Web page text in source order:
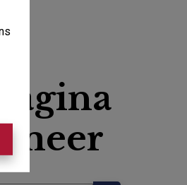
meer